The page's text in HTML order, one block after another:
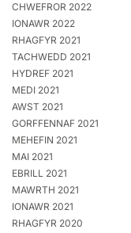
CHWEFROR 2022
IONAWR 2022
RHAGFYR 2021
TACHWEDD 2021
HYDREF 2021
MEDI 2021
AWST 2021
GORFFENNAF 2021
MEHEFIN 2021
MAI 2021
EBRILL 2021
MAWRTH 2021
IONAWR 2021
RHAGFYR 2020